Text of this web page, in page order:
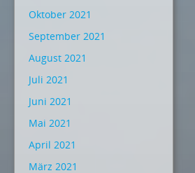
Oktober 2021
September 2021
August 2021
Juli 2021
Juni 2021
Mai 2021
April 2021
März 2021